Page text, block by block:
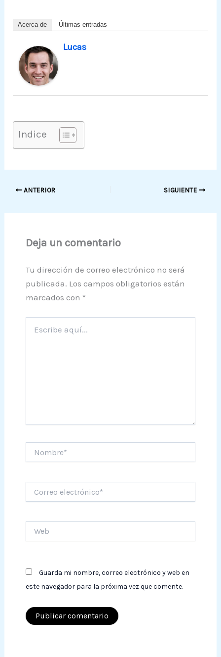
Acerca de Últimas entradas
Lucas
Indice
ANTERIOR SIGUIENTE
Deja un comentario
Tu dirección de correo electrónico no será
publicada. Los campos obligatorios están
marcados con *
aquí...
electrónico*
Guarda mi nombre, correo electrónico y web en
este navegador para la próxima vez que comente.